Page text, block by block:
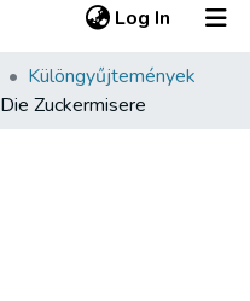
Log In (current)
Különgyűjtemények
Die Zuckermisere